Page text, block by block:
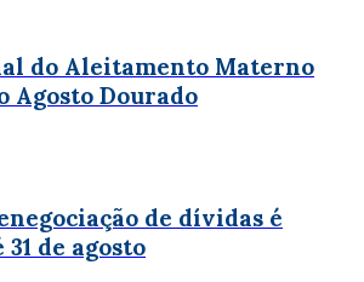
do Aleitamento Materno
Agosto Dourado
de dívidas é
de agosto